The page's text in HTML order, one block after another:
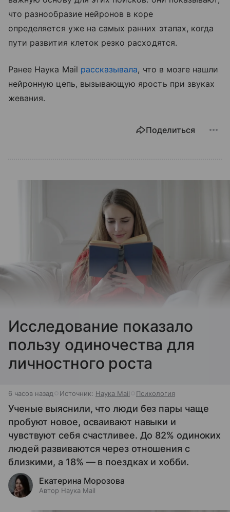
что разнообразие нейронов в коре
определяется уже на самых ранних этапах, когда
пути развития клеток резко расходятся.
Ранее Наука Mail рассказывала, что в мозге нашли
нейронную цепь, вызывающую ярость при звуках
жевания.
Поделиться
Исследование показало
пользу одиночества для
личностного роста
6 часов назад Источник: Наука Mail Психология
Ученые выяснили, что люди без пары чаще
пробуют новое, осваивают навыки и
чувствуют себя счастливее. До 82% одиноких
людей развиваются через отношения с
близкими, а 18% — в поездках и хобби.
Екатерина Морозова
Автор Наука Mail